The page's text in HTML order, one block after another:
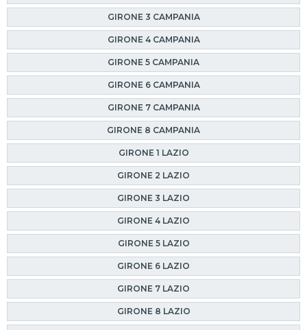
GIRONE 3 CAMPANIA
GIRONE 4 CAMPANIA
GIRONE 5 CAMPANIA
GIRONE 6 CAMPANIA
GIRONE 7 CAMPANIA
GIRONE 8 CAMPANIA
GIRONE 1 LAZIO
GIRONE 2 LAZIO
GIRONE 3 LAZIO
GIRONE 4 LAZIO
GIRONE 5 LAZIO
GIRONE 6 LAZIO
GIRONE 7 LAZIO
GIRONE 8 LAZIO